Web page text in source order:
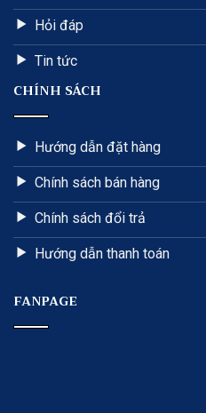
Hỏi đáp
Tin tức
CHÍNH SÁCH
Hướng dẫn đặt hàng
Chính sách bán hàng
Chính sách đổi trả
Hướng dẫn thanh toán
FANPAGE